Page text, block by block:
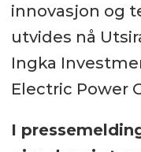
innovasjon og
utvides nå
Ingka
Electric Power
I